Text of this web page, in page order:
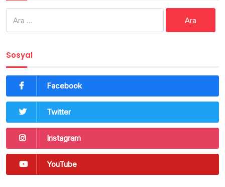
Sosyal
Facebook
Twitter
Instagram
YouTube